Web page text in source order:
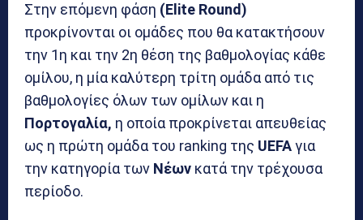
Στην επόμενη φάση (Elite Round)
προκρίνονται οι ομάδες που θα κατακτήσουν
την 1η και την 2η θέση της βαθμολογίας κάθε
ομίλου, η μία καλύτερη τρίτη ομάδα από τις
βαθμολογίες όλων των ομίλων και η
Πορτογαλία, η οποία προκρίνεται απευθείας
ως η πρώτη ομάδα του ranking της UEFAγια
την κατηγορία των Νέων κατά την τρέχουσα
περίοδο.